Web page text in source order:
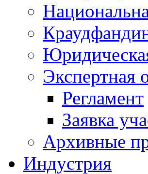
Экспертная
Регламент
Заявка
Архивные
Индустрия